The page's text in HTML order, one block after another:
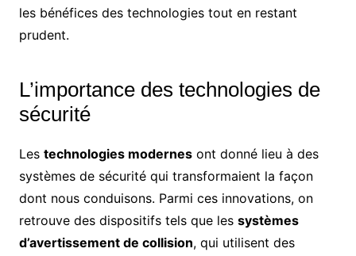
les bénéfices des technologies tout en restant
prudent.
L’importance des technologies de
sécurité
Les technologies modernesont donné lieu à des
systèmes de sécurité qui transformaient la façon
dont nous conduisons. Parmi ces innovations, on
retrouve des dispositifs tels que les systèmes
d’avertissement de collision, qui utilisent des